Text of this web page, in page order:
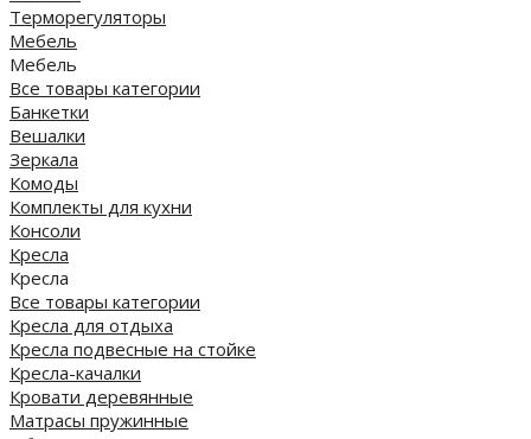
Терморегуляторы
Мебель
Мебель
Все товары категории
Банкетки
Вешалки
Зеркала
Комоды
Комплекты для кухни
Консоли
Кресла
Кресла
Все товары категории
Кресла для отдыха
Кресла подвесные на стойке
Кресла-качалки
Кровати деревянные
Матрасы пружинные